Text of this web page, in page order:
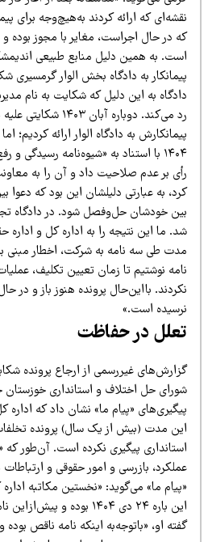
که ارائه کردند به‌هیچ‌وجه برای
در حال اجراست، مغایر با مجوز بوده و مفاد
به این دلیل که شکایت به نام مدیریت
رد می‌کند. دوباره آبان ۱۴۰۳
به دادگاه الوار ارائه کردیم؛ اما
۱۴۰۴ با استناد به «شیوه‌نامه رسیدگی و
بر عدم صلاحیت داد و آن را به معاونت
به عبارتی دلیلشان این بود که دعوا بین
خودشان حل‌وفصل شود. در دادگاه
ما این نتیجه را به اداره کل و اداره حقوقی
طی سه نامه به شرکت، اخطار مبنی بر
نوشتیم تا زمان تعیین تکلیف، عملیات را
بااین‌حال پرونده هنوز باز و در حال
است.»
در حفاظت
غیررسمی از ارجاع پرونده شکایت
حل اختلاف و استانداری خوزستان
«پیام ما» نشان داد که اداره کل
مدت (بیش از یک سال) پرونده تخلفات را
پیگیری نکرده است. آن‌طور که
بازرسی و امور حقوقی و ارتباطات
ما» می‌گوید: «نخستین مکاتبه اداره کل
این باره ۲۴ دی ۱۴۰۴ بوده و
او، «باتوجه‌به اینکه نامه ناقص بوده و